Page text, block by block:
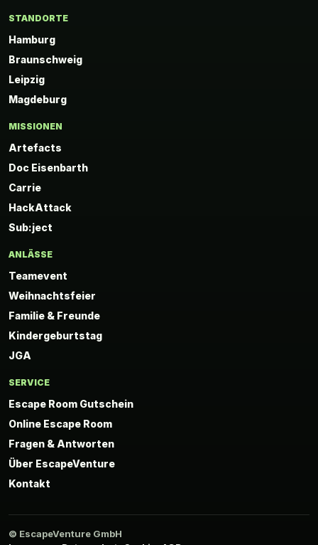
STANDORTE
Hamburg
Braunschweig
Leipzig
Magdeburg
MISSIONEN
Artefacts
Doc Eisenbarth
Carrie
HackAttack
Sub:ject
ANLÄSSE
Teamevent
Weihnachtsfeier
Familie & Freunde
Kindergeburtstag
JGA
SERVICE
Escape Room Gutschein
Online Escape Room
Fragen & Antworten
Über EscapeVenture
Kontakt
© EscapeVenture GmbH